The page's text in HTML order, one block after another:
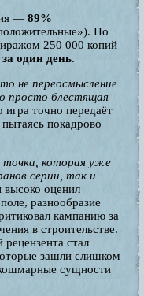
— 89%
По
250 000 копий
один день.
не переосмысление
просто блестящая
игра точно передаёт
покадрово
которая уже
серии, так и
высоко оценил
разнообразие
кампанию за
в строительстве.
стал
зашли слишком
сущности